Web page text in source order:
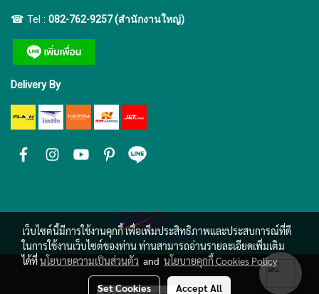
☎ Tel : 082-762-9257 (สำนักงานใหญ่)
Delivery By
เว็บไซต์นี้มีการใช้งานคุกกี้ เพื่อเพิ่มประสิทธิภาพและประสบการณ์ที่ดี
ในการใช้งานเว็บไซต์ของท่าน ท่านสามารถอ่านรายละเอียดเพิ่มเติม
ได้ที่นโยบายความเป็นส่วนตัว and นโยบายคุกกี้ Cookies Policy
Set Cookies Accept All